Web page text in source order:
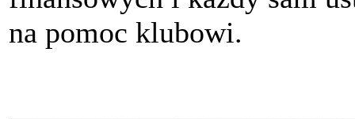
na pomoc klubowi.